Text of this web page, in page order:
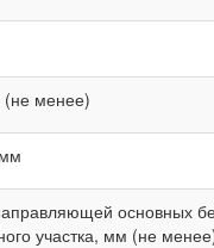
(не менее)
основных
участка, мм (не